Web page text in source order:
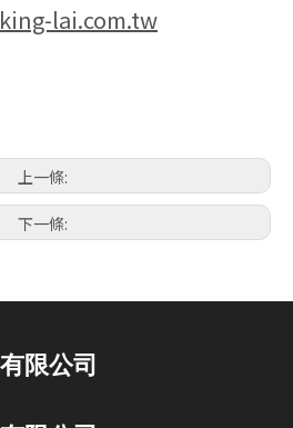
lai.com.tw
上一條:
下一條: